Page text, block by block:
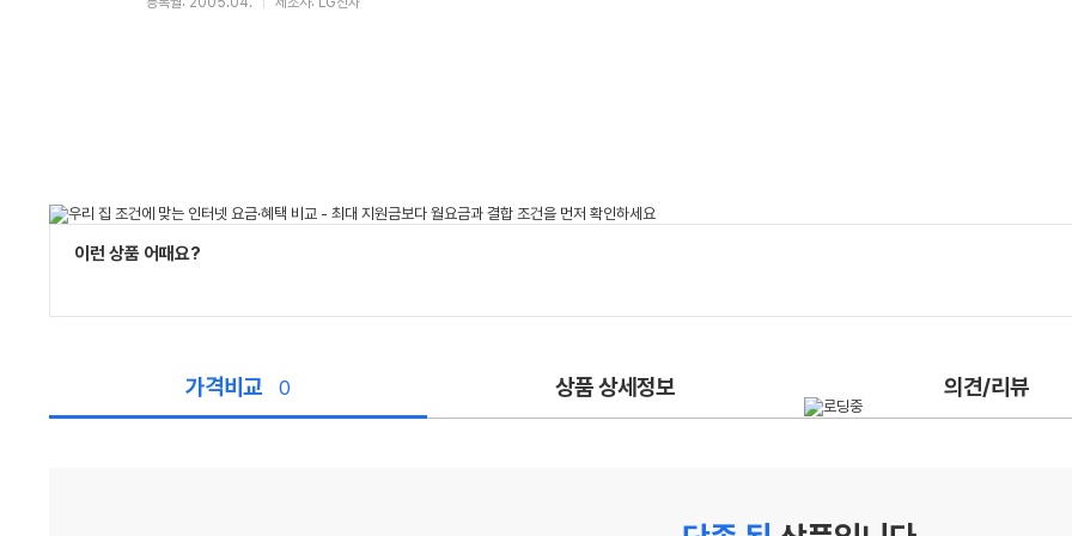
이런 상품 어때요?
가격비교 0 상품 상세정보 의견/리뷰